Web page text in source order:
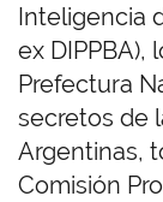
Inteligencia
ex DIPPBA),
Prefectura
secretos de
Argentinas,
Comisión